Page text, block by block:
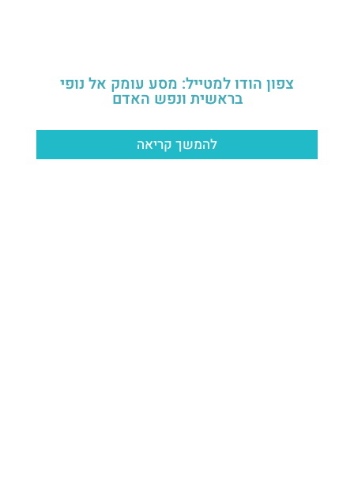
צפון הודו למטייל: מסע עומק אל נופי
בראשית ונפש האדם
להמשך קריאה